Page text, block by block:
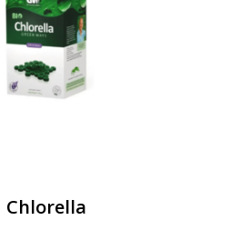
Chlorella